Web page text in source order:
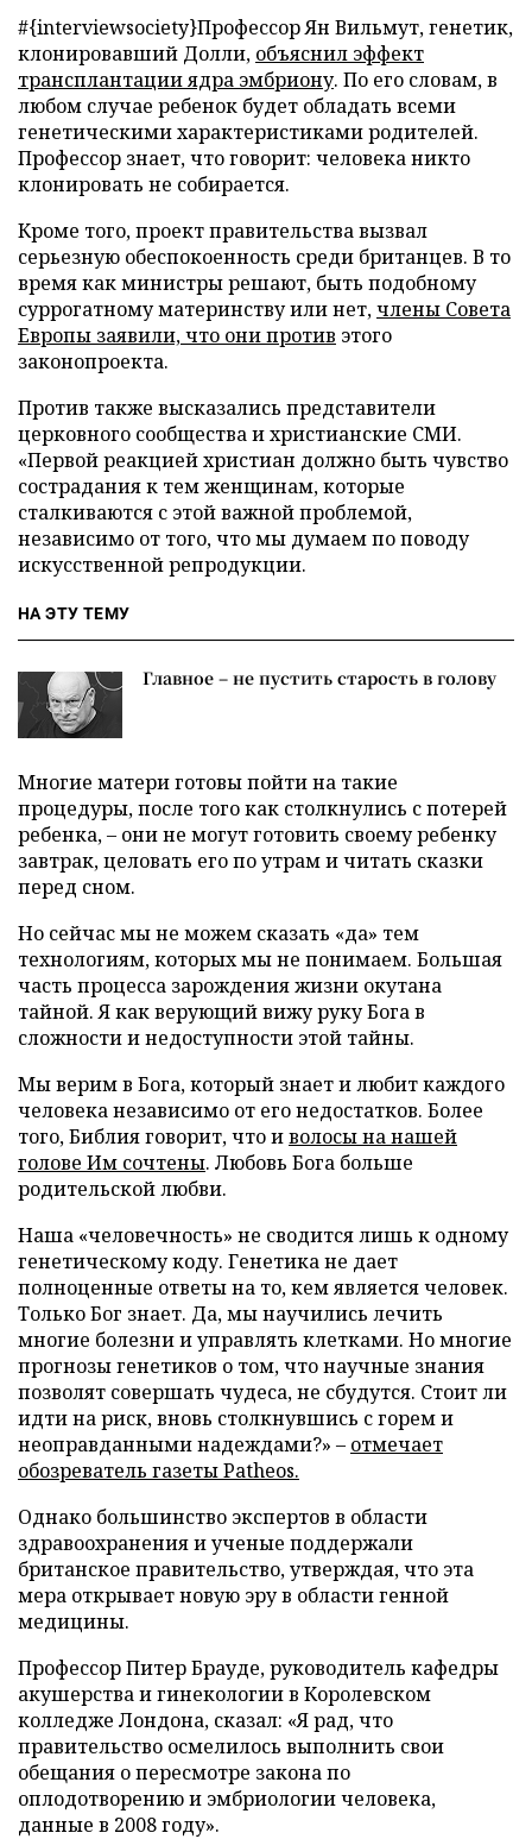
#{interviewsociety}Профессор Ян Вильмут, генетик,
клонировавший Долли, объяснил эффект
трансплантации ядра эмбриону. По его словам, в
любом случае ребенок будет обладать всеми
генетическими характеристиками родителей.
Профессор знает, что говорит: человека никто
клонировать не собирается.
Кроме того, проект правительства вызвал
серьезную обеспокоенность среди британцев. В то
время как министры решают, быть подобному
суррогатному материнству или нет,члены Совета
Европы заявили, что они против этого
законопроекта.
Против также высказались представители
церковного сообщества и христианские СМИ.
«Первой реакцией христиан должно быть чувство
сострадания к тем женщинам, которые
сталкиваются с этой важной проблемой,
независимо от того, что мы думаем по поводу
искусственной репродукции.
НА ЭТУ ТЕМУ
Главное – не пустить старость в голову
Многие матери готовы пойти на такие
процедуры, после того как столкнулись с потерей
ребенка, – они не могут готовить своему ребенку
завтрак, целовать его по утрам и читать сказки
перед сном.
Но сейчас мы не можем сказать «да» тем
технологиям, которых мы не понимаем. Большая
часть процесса зарождения жизни окутана
тайной. Я как верующий вижу руку Бога в
сложности и недоступности этой тайны.
Мы верим в Бога, который знает и любит каждого
человека независимо от его недостатков. Более
того, Библия говорит, что иволосы на нашей
голове Им сочтены. Любовь Бога больше
родительской любви.
Наша «человечность» не сводится лишь к одному
генетическому коду. Генетика не дает
полноценные ответы на то, кем является человек.
Только Бог знает. Да, мы научились лечить
многие болезни и управлять клетками. Но многие
прогнозы генетиков о том, что научные знания
позволят совершать чудеса, не сбудутся. Стоит ли
идти на риск, вновь столкнувшись с горем и
неоправданными надеждами?» – отмечает
обозреватель газеты Patheos.
Однако большинство экспертов в области
здравоохранения и ученые поддержали
британское правительство, утверждая, что эта
мера открывает новую эру в области генной
медицины.
Профессор Питер Брауде, руководитель кафедры
акушерства и гинекологии в Королевском
колледже Лондона, сказал: «Я рад, что
правительство осмелилось выполнить свои
обещания о пересмотре закона по
оплодотворению и эмбриологии человека,
данные в 2008 году».